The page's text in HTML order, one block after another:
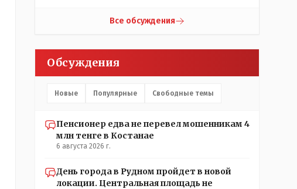
мошенники. Я приехал туда, в банк, нашел того, кто
Остальные входящие сразу в бан, по умолчанию для
меня любой входящий - Скам, пока не доказано
обратное - Zero trust. Все созвоны - только на
верифицируемые номера.
Все обсуждения
Обсуждения
Новые Популярные Свободные темы
Пенсионер едва не перевел мошенникам 4
млн тенге в Костанае
6 августа 2026 г.
День города в Рудном пройдет в новой
локации. Центральная площадь не